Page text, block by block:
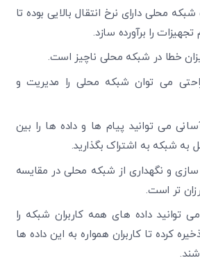
شبکه محلی دارای نرخ انتقال بالایی بوده تا
را برآورده سازد.
خطا در شبکه محلی ناچیز است.
می توان شبکه محلی را مدیریت و
می توانید پیام ها و داده ها را بین
به شبکه به اشتراک بگذارید.
سازی و نگهداری از شبکه محلی در مقایسه
تر است.
توانید داده های همه کاربران شبکه را
کرده تا کاربران همواره به این داده ها